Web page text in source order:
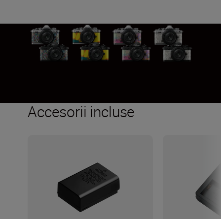
Accesorii incluse